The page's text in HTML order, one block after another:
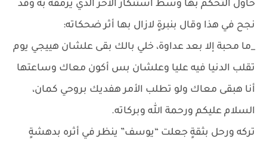
حاول التحكم بها وسط استنكار الأخر الذي يرمقه به وقد
نجح في هذا وقال بنبرةٍ لازال بها أثر ضحكاته:
_ما محبة إلا بعد عداوة، خلي بالك بقى علشان هييجي يوم
تقلب الدنيا فيه عليا وعلشان بس أكون معاك وساعتها
أنا هبقى معاك ولو تطلب الأمر هفديك بروحي كمان،
السلام عليكم ورحمة الله وبركاته.
تركه ورحل بثقةٍ جعلت “يوسف” ينظر في أثره بدهشةٍ